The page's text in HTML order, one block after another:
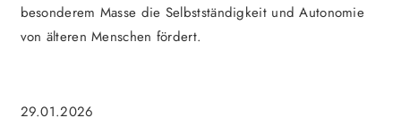
besonderem Masse die Selbstständigkeit und Autonomie
von älteren Menschen fördert.
29.01.2026